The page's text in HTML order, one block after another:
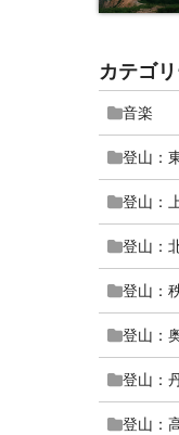
カテゴ
音楽
登山：
登山：
登山：
登山：
登山：
登山：
登山：